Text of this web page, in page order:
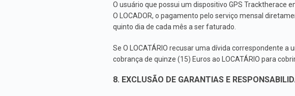
O usuário que possui um dispositivo GPS Tracktherace
O LOCADOR, o pagamento pelo serviço mensal
quinto dia de cada mês a ser faturado.
Se O LOCATÁRIO recusar uma dívida correspondente a
cobrança de quinze (15) Euros ao LOCATÁRIO para
8. EXCLUSÃO DE GARANTIAS E